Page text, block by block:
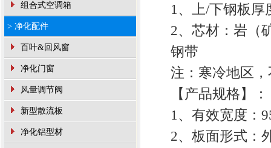
组合式空调箱
> 净化配件
百叶&回风窗
净化门窗
风量调节阀
新型散流板
净化铝型材
1、上/下钢板厚
2、芯材：岩（
钢带
注：寒冷地区
【产品规格】：
1、有效宽度：
2、板面形式：